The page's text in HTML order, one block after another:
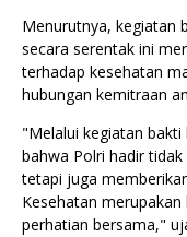
Menurutnya, kegiatan
secara serentak ini
terhadap kesehatan
hubungan kemitraan
"Melalui kegiatan
bahwa Polri hadir
tetapi juga
Kesehatan
perhatian bersama,"